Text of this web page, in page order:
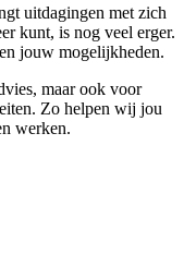
uitdagingen met zich
kunt, is nog veel erger.
jouw mogelijkheden.
maar ook voor
Zo helpen wij jou
werken.